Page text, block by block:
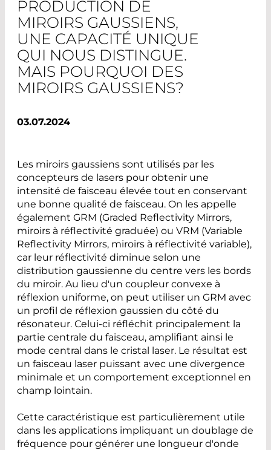
PRODUCTION DE
MIROIRS GAUSSIENS,
UNE CAPACITÉ UNIQUE
QUI NOUS DISTINGUE.
MAIS POURQUOI DES
MIROIRS GAUSSIENS?
03.07.2024
Les miroirs gaussiens sont utilisés par les
concepteurs de lasers pour obtenir une
intensité de faisceau élevée tout en conservant
une bonne qualité de faisceau. On les appelle
également GRM (Graded Reflectivity Mirrors,
miroirs à réflectivité graduée) ou VRM (Variable
Reflectivity Mirrors, miroirs à réflectivité variable),
car leur réflectivité diminue selon une
distribution gaussienne du centre vers les bords
du miroir. Au lieu d'un coupleur convexe à
réflexion uniforme, on peut utiliser un GRM avec
un profil de réflexion gaussien du côté du
résonateur. Celui-ci réfléchit principalement la
partie centrale du faisceau, amplifiant ainsi le
mode central dans le cristal laser. Le résultat est
un faisceau laser puissant avec une divergence
minimale et un comportement exceptionnel en
champ lointain.
Cette caractéristique est particulièrement utile
dans les applications impliquant un doublage de
fréquence pour générer une longueur d'onde